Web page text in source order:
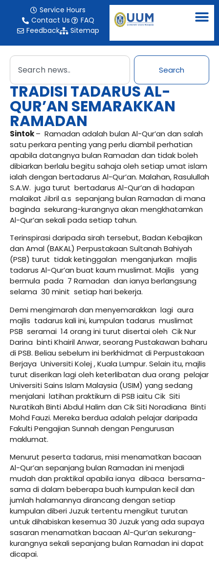
Service Hours
Contact Us
FAQ
Feedback
Sitemap
Search
TRADISI TADARUS AL-
QUR’AN SEMARAKKAN
RAMADAN
Sintok– Ramadan adalah bulan Al-Qur’an dan salah
satu perkara penting yang perlu diambil perhatian
apabila datangnya bulan Ramadan dan tidak boleh
dibiarkan berlalu begitu sahaja oleh setiap umat islam
ialah dengan bertadarus Al-Qur’an. Malahan, Rasulullah
S.A.W. juga turut bertadarus Al-Qur’an di hadapan
malaikat Jibril a.s sepanjang bulan Ramadan di mana
baginda sekurang-kurangnya akan mengkhatamkan
Al-Qur’an sekali pada setiap tahun.
Terinspirasi daripada sirah tersebut, Badan Kebajikan
dan Amal (BAKAL) Perpustakaan Sultanah Bahiyah
(PSB) turut tidak ketinggalan menganjurkan majlis
tadarus Al-Qur’an buat kaum muslimat. Majlis yang
bermula pada 7 Ramadan dan ianya berlangsung
selama 30 minit setiap hari bekerja.
Demi mengimarah dan menyemarakkan lagi aura
majlis tadarus kali ini, kumpulan tadarus muslimat
PSB seramai 14 orang ini turut disertai oleh Cik Nur
Darina binti Khairil Anwar, seorang Pustakawan baharu
di PSB. Beliau sebelum ini berkhidmat di Perpustakaan
Berjaya Universiti Kolej , Kuala Lumpur. Selain itu, majlis
turut diserikan lagi oleh keterlibatan dua orang pelajar
Universiti Sains Islam Malaysia (USIM) yang sedang
menjalani latihan praktikum di PSB iaitu Cik Siti
Nuratikah Binti Abdul Halim dan Cik Siti Noradiana Binti
Mohd Fauzi. Mereka berdua adalah pelajar daripada
Fakulti Pengajian Sunnah dengan Pengurusan
maklumat.
Menurut peserta tadarus, misi menamatkan bacaan
Al-Qur’an sepanjang bulan Ramadan ini menjadi
mudah dan praktikal apabila ianya dibaca bersama-
sama di dalam beberapa buah kumpulan kecil dan
jumlah halamannya dirancang dengan setiap
kumpulan diberi Juzuk tertentu mengikut turutan
untuk dihabiskan kesemua 30 Juzuk yang ada supaya
sasaran menamatkan bacaan Al-Qur’an sekurang-
kurangnya sekali sepanjang bulan Ramadan ini dapat
dicapai.